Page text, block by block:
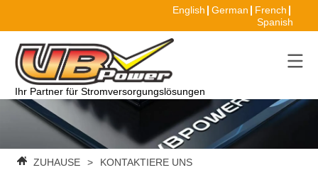
English German
French
Spanish
Ihr Partner für Stromversorgungslösungen
ZUHAUSE > KONTAKTIERE UNS